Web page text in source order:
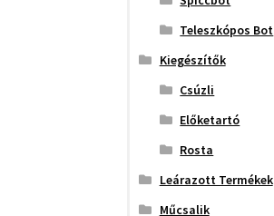
Teleszkópos Bot
Kiegészítők
Csúzli
Előketartó
Rosta
Leárazott Termékek
Műcsalik